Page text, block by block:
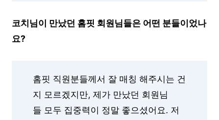
코치님이 만났던 홈핏 회원님들은 어떤 분들이었나
요?
홈핏 직원분들께서 잘 매칭 해주시는 건
지 모르겠지만, 제가 만났던 회원님
들 모두 집중력이 정말 좋으셨어요. 저